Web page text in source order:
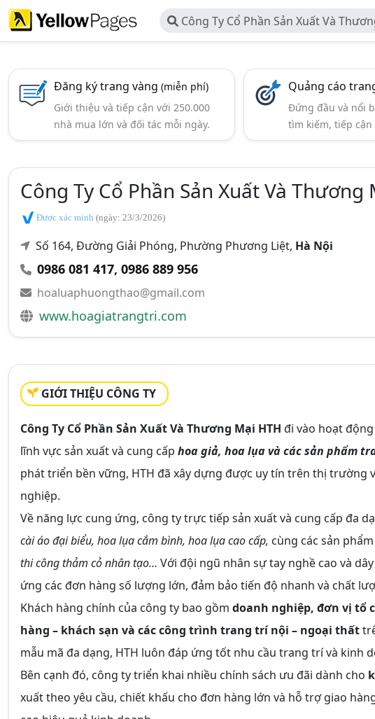
Công Ty Cổ Phần Sản Xuất Và
HTH
Đăng ký trang vàng (miễn phí)
Giới thiệu và tiếp cận với 250.000
nhà mua lớn và đối tác mỗi ngày.
Quảng cáo
Đứng đầu và nổi
tìm kiếm, tiếp
Công Ty Cổ Phần Sản Xuất Và Thương
Được xác minh (ngày: 23/3/2026)
Số 164, Đường Giải Phóng, Phường Phương Liệt, Hà Nội
0986 081 417, 0986 889 956
hoaluaphuongthao@gmail.com
www.hoagiatrangtri.com
GIỚI THIỆU CÔNG TY
Công Ty Cổ Phần Sản Xuất Và Thương Mại HTH đi vào hoạt
lĩnh vực sản xuất và cung cấp hoa giả, hoa lụa và các sản phẩm
phát triển bền vững, HTH đã xây dựng được uy tín trên thị trường
nghiệp.
Về năng lực cung ứng, công ty trực tiếp sản xuất và cung cấp đa
cài áo đại biểu, hoa lụa cắm bình, hoa lụa cao cấp, cùng các sản
thi công thảm cỏ nhân tạo… Với đội ngũ nhân sự tay nghề cao và
ứng các đơn hàng số lượng lớn, đảm bảo tiến độ nhanh và chất
Khách hàng chính của công ty bao gồm doanh nghiệp, đơn vị tổ
hàng – khách sạn và các công trình trang trí nội – ngoại thất
mẫu mã đa dạng, HTH luôn đáp ứng tốt nhu cầu trang trí và kinh
Bên cạnh đó, công ty triển khai nhiều chính sách ưu đãi dành cho
xuất theo yêu cầu, chiết khấu cho đơn hàng lớn và hỗ trợ giao